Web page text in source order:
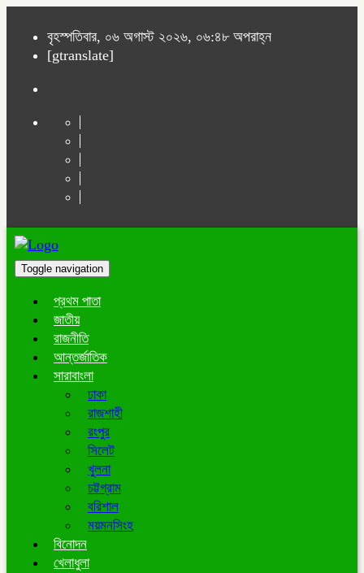
বৃহস্পতিবার, ০৬ অগাস্ট ২০২৬, ০৬:৪৮ অপরাহ্ন
[gtranslate]
Toggle navigation
প্রথম পাতা
জাতীয়
রাজনীতি
আন্তর্জাতিক
সারাবাংলা
ঢাকা
রাজশাহী
রংপুর
সিলেট
খুলনা
চট্টগ্রাম
বরিশাল
ময়মনসিংহ
বিনোদন
খেলাধুলা